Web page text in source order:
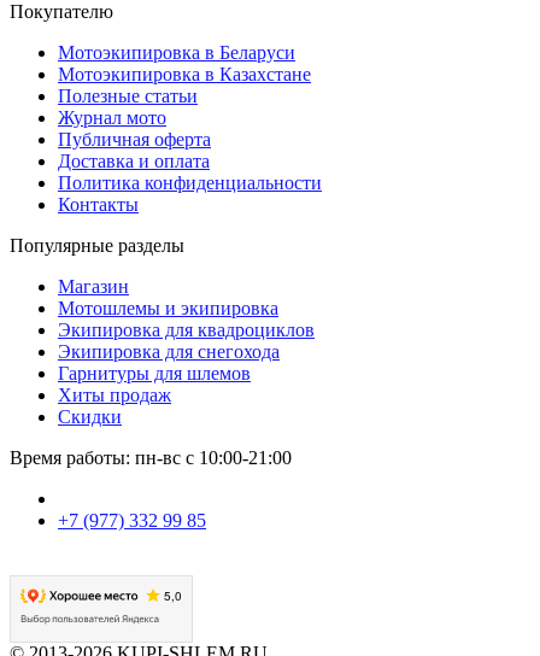
Покупателю
Мотоэкипировка в Беларуси
Мотоэкипировка в Казахстане
Полезные статьи
Журнал мото
Публичная оферта
Доставка и оплата
Политика конфиденциальности
Контакты
Популярные разделы
Магазин
Мотошлемы и экипировка
Экипировка для квадроциклов
Экипировка для снегохода
Гарнитуры для шлемов
Хиты продаж
Скидки
Время работы: пн-вс с 10:00-21:00
+7 (977) 332 99 85